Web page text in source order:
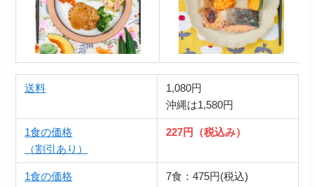
送料
1,080円
沖縄は1,580円
1食の価格
（割引あり）
227円（税込み）
1食の価格
7食：475円(税込)